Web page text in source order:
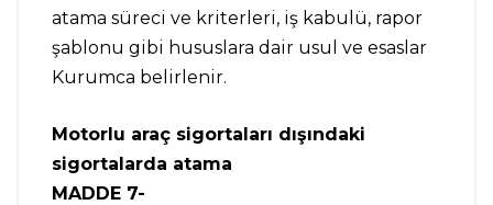
atama süreci ve kriterleri, iş kabulü, rapor
şablonu gibi hususlara dair usul ve esaslar
Kurumca belirlenir.
Motorlu araç sigortaları dışındaki
sigortalarda atama
MADDE 7-